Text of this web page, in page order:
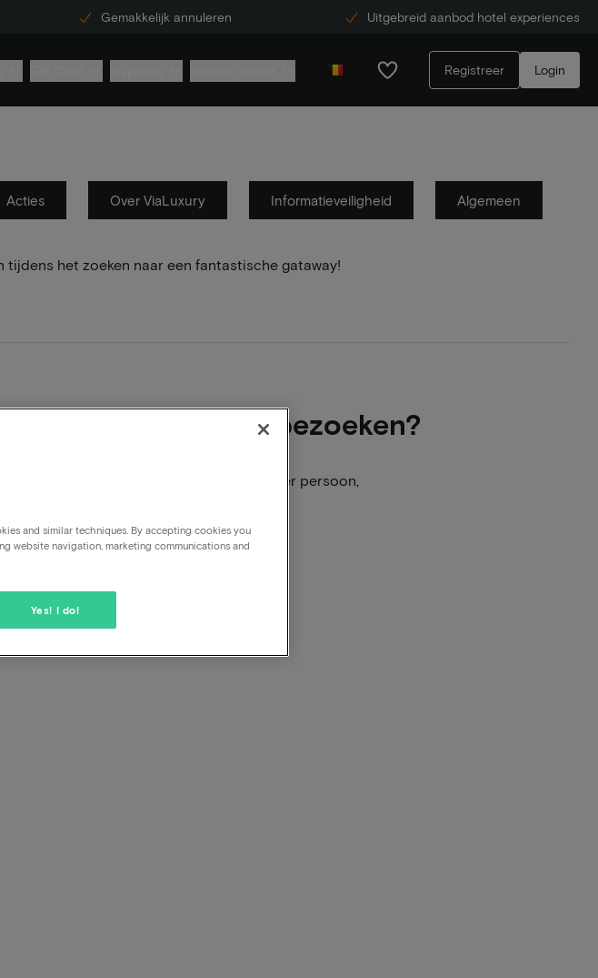
Gemakkelijk annuleren Uitgebreid aanbod hotel experiences
Registreer Login
Acties Over ViaLuxury Informatieveiligheid Algemeen
het zoeken naar een fantastische gataway!
eentje een hotel bezoeken?
is de arrangementsprijs en niet de prijs per persoon,
and similar techniques. By accepting cookies you
website navigation, marketing communications and
Yes! I do!